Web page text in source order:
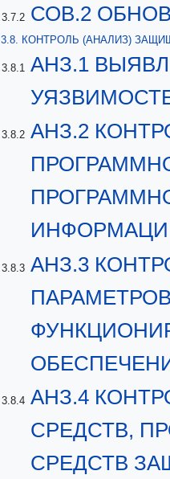
3.7.2 СОВ.2
3.8. КОНТРОЛЬ (АНАЛИЗ)
3.8.1
АНЗ.1
3.8.2 АНЗ.2
3.8.3 АНЗ.3
3.8.4 АНЗ.4
СРЕДСТВ,
СРЕДСТВ